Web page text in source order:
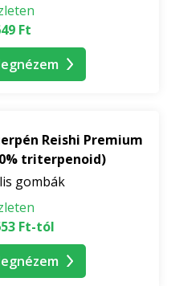
Ft
Reishi Premium
triterpenoid)
gombák
Ft-tól